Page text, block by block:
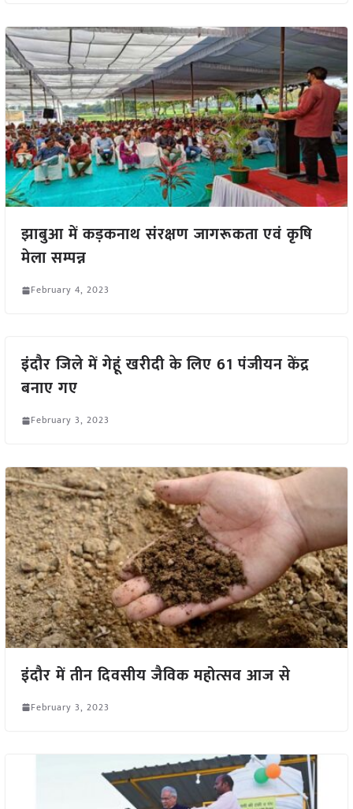
झाबुआ में कड़कनाथ संरक्षण जागरूकता एवं कृषि
मेला सम्पन्न
February 4, 2023
इंदौर जिले में गेहूं खरीदी के लिए 61 पंजीयन केंद्र
बनाए गए
February 3, 2023
इंदौर में तीन दिवसीय जैविक महोत्सव आज से
February 3, 2023